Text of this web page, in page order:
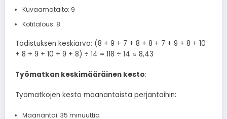
Kuvaamataito: 9
Kotitalous: 8
Todistuksen keskiarvo: (8 + 9 + 7 + 8 + 8 + 7 + 9 + 8 + 10
+ 8 + 9 + 10 + 9 + 8) ÷ 14 = 118 ÷ 14 ≈ 8,43
Työmatkan keskimääräinen kesto:
Työmatkojen kesto maanantaista perjantaihin:
Maanantai: 35 minuuttia